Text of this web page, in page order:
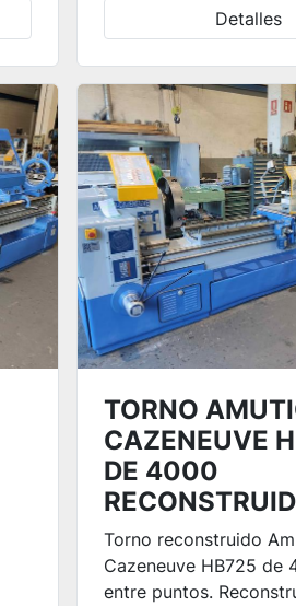
Detalles
TORNO
CAZENEUVE
DE 4000
Torno reconstruido
Cazeneuve HB725 de
entre puntos.